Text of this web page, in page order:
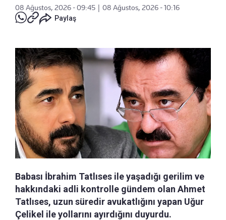
08 Ağustos, 2026 - 09:45
08 Ağustos, 2026 - 10:16
Paylaş
Babası İbrahim Tatlıses ile yaşadığı gerilim ve
hakkındaki adli kontrolle gündem olan Ahmet
Tatlıses, uzun süredir avukatlığını yapan Uğur
Çelikel ile yollarını ayırdığını duyurdu.